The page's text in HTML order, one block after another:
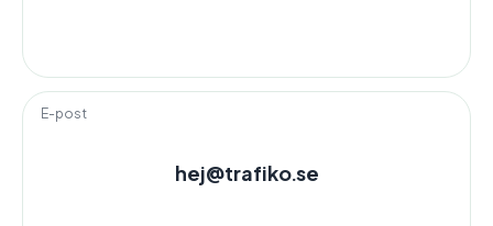
E-post
hej@trafiko.se